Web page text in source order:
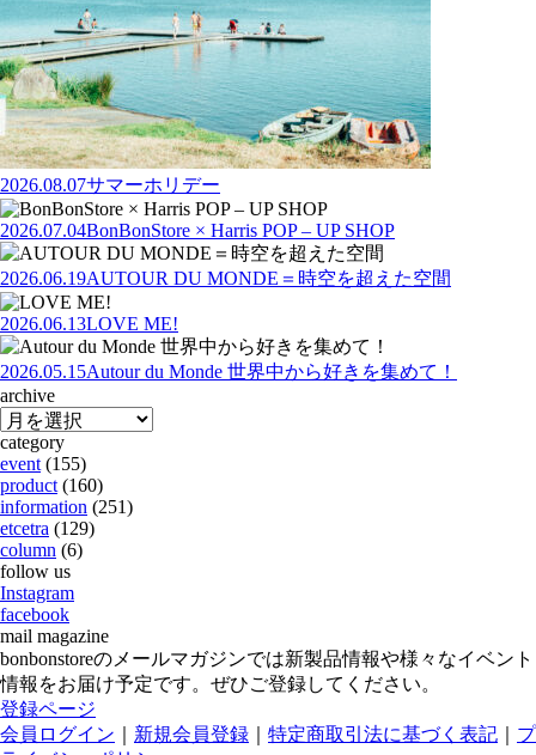
2026.08.07サマーホリデー
2026.07.04BonBonStore × Harris POP – UP SHOP
2026.06.19AUTOUR DU MONDE＝時空を超えた空間
2026.06.13LOVE ME!
2026.05.15Autour du Monde 世界中から好きを集めて！
archive
category
event (155)
product (160)
information (251)
etcetra (129)
column (6)
follow us
Instagram
facebook
mail magazine
bonbonstoreのメールマガジンでは新製品情報や様々なイベント
情報をお届け予定です。ぜひご登録してください。
登録ページ
会員ログイン
新規会員登録 特定商取引法に基づく表記
プ